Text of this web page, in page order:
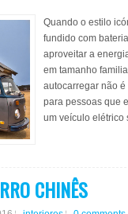
Quando o estilo
fundido com
aproveitar a
em tamanho
autocarregar não
para pessoas que
um veículo elétrico
CHINÊS